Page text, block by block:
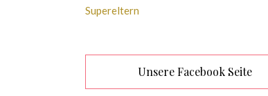
Supereltern
Unsere Facebook Seite